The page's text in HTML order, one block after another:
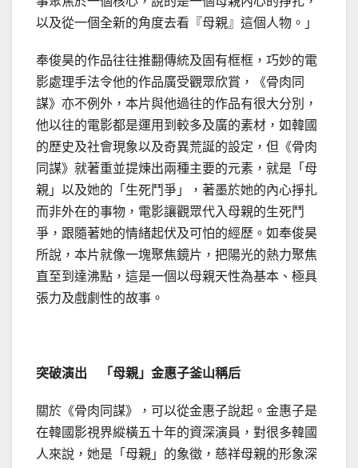
以及從一個全新的角度去看『母親』這個人物。」
奉俊昊的作品往往推翻傳統及固有框框，巧妙的電
影處理手法令他的作品廣受觀眾欣賞，《骨肉同
謀》亦不例外，本片與他過往的作品有很大分別，
他以往的電影都是運用到較多及廣的素材，如韓國
的歷史及社會現象以及奇異荒誕的設定，但《骨肉
同謀》就著重並提煉出兩種主要的元素，就是「母
親」以及她的「生死鬥爭」，著墨於她的內心掙扎
而非外在的事物，電影讓觀眾代入母親的生死鬥
爭，跟隨著她的情緒起伏及可怕的經歷。如奉俊昊
所說，本片就像一塊聚焦鏡片，把陽光的熱力聚焦
直至到達沸點，這是一個以母親天性為基本、極具
張力及戲劇性的故事。
突破演出 「母親」金惠子釜山稱后
關於《骨肉同謀》，可以從金惠子說起。金惠子是
在韓國影視界縱橫五十年的資深演員，對很多韓國
人來說，她是「母親」的象徵，慈祥母親的形象深